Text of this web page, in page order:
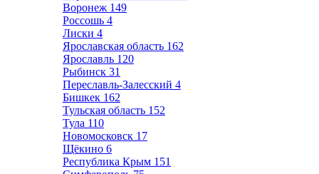
Воронеж 149
Россошь 4
Лиски 4
Ярославская область 162
Ярославль 120
Рыбинск 31
Переславль-Залесский 4
Бишкек 162
Тульская область 152
Тула 110
Новомосковск 17
Щёкино 6
Республика Крым 151